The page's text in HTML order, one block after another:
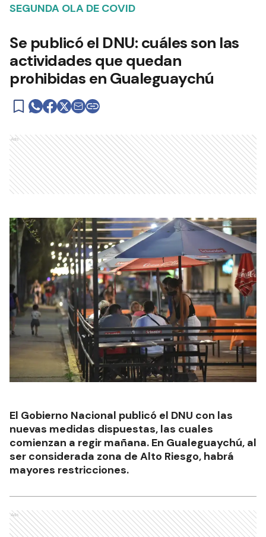
SEGUNDA OLA DE COVID
Se publicó el DNU: cuáles son las
actividades que quedan
prohibidas en Gualeguaychú
Ads
El Gobierno Nacional publicó el DNU con las
nuevas medidas dispuestas, las cuales
comienzan a regir mañana. En Gualeguaychú, al
ser considerada zona de Alto Riesgo, habrá
mayores restricciones.
Ads